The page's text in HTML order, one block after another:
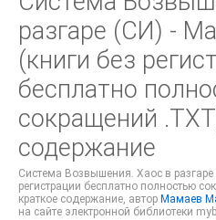
разгаре (СИ) -
(книги без
бесплатно
сокращений
содержание
Система Возвышения. Хаос в
регистрации бесплатно полностью
краткое содержание, автор Мамаев
на сайте электронной библиотеки